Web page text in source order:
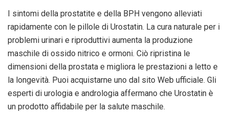
I sintomi della prostatite e della BPH vengono alleviati
rapidamente con le pillole di Urostatin. La cura naturale per i
problemi urinari e riproduttivi aumenta la produzione
maschile di ossido nitrico e ormoni. Ciò ripristina le
dimensioni della prostata e migliora le prestazioni a letto e
la longevità. Puoi acquistarne uno dal sito Web ufficiale. Gli
esperti di urologia e andrologia affermano che Urostatin è
un prodotto affidabile per la salute maschile.